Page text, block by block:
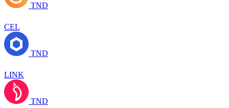
TND
CEL
TND
LINK
TND